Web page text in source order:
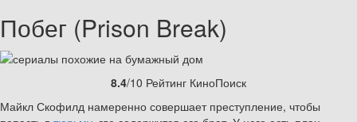
Побег (Prison Break)
8.4/10 Рейтинг КиноПоиск
Майкл Скофилд намеренно совершает преступление, чтобы